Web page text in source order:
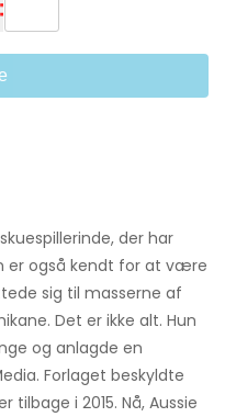
der har
er også kendt for at være
sig til masserne af
Det er ikke alt. Hun
og anlagde en
Forlaget beskyldte
i 2015. Nå, Aussie